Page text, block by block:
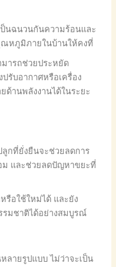
นฉนวนกันความร้อนและ
หภูมิภายในบ้านให้คงที่
ารถช่วยประหยัด
รับอากาศหรือเครื่อง
ด้านพลังงานได้ในระยะ
กที่ยั่งยืนจะช่วยลดการ
ม และช่วยลดปัญหาขยะที่
รือใช้ใหม่ได้ และยัง
รมชาติได้อย่างสมบูรณ์
ลายรูปแบบ ไม่ว่าจะเป็น